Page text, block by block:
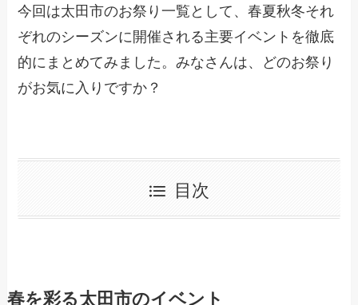
今回は太田市のお祭り一覧として、春夏秋冬それ
ぞれのシーズンに開催される主要イベントを徹底
的にまとめてみました。みなさんは、どのお祭り
がお気に入りですか？
目次
春を彩る太田市のイベント